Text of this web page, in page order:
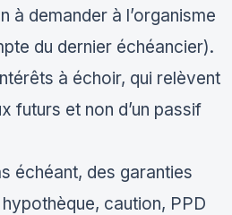
à demander à l’organisme
du dernier échéancier).
à échoir, qui relèvent
futurs et non d’un passif
échéant, des garanties
caution, PPD